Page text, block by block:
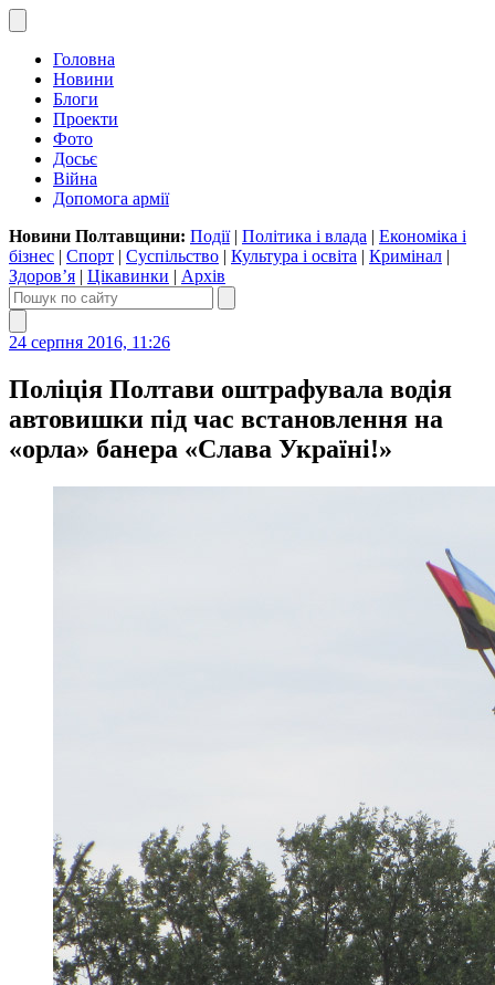
Головна
Новини
Блоги
Проекти
Фото
Досьє
Війна
Допомога армії
Новини Полтавщини: Події| Політика і влада | Економіка і
бізнес | Спорт | Суспільство | Культура і освіта | Кримінал |
Здоров’я | Цікавинки | Архів
24 серпня 2016, 11:26
Поліція Полтави оштрафувала водія
автовишки під час встановлення на
«орла» банера «Слава Україні!»